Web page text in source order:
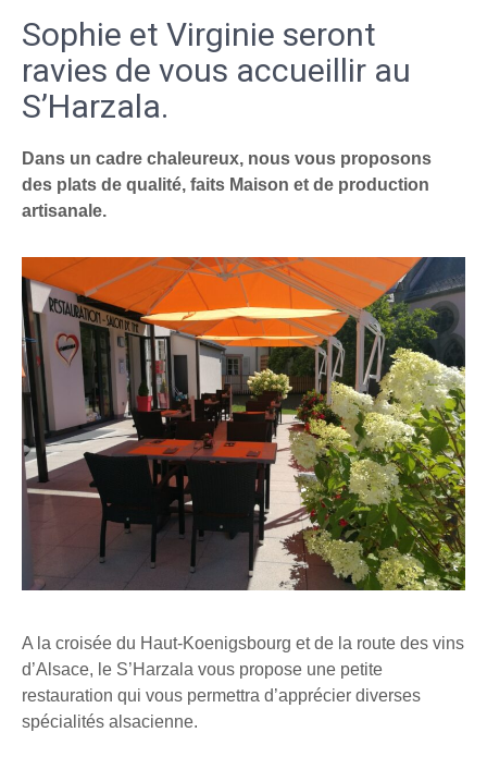
Sophie et Virginie seront
ravies de vous accueillir au
S’Harzala.
Dans un cadre chaleureux, nous vous proposons
des plats de qualité, faits Maison et de production
artisanale.
A la croisée du Haut-Koenigsbourg et de la route des vins
d’Alsace, le S’Harzala vous propose une petite
restauration qui vous permettra d’apprécier diverses
spécialités alsacienne.